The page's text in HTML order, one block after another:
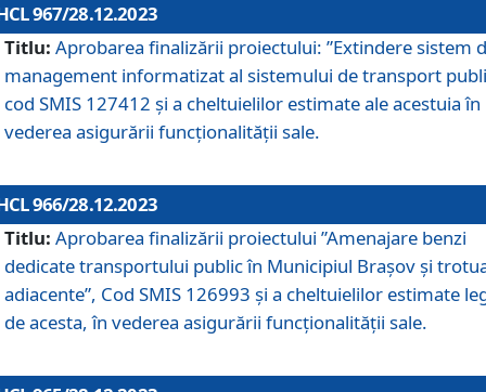
967/28.12.2023
Titlu: Aprobarea finalizării proiectului: ”Extindere sistem
management informatizat al sistemului de transport
cod SMIS 127412 și a cheltuielilor estimate ale acestuia în
vederea asigurării funcționalității sale.
966/28.12.2023
Titlu: Aprobarea finalizării proiectului ”Amenajare benzi
dedicate transportului public în Municipiul Brașov şi
adiacente”, Cod SMIS 126993 și a cheltuielilor estimate
de acesta, în vederea asigurării funcționalității sale.